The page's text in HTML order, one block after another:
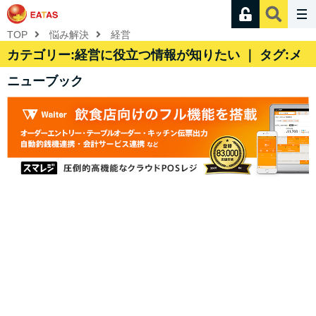
TOP 悩み解決 経営
カテゴリー:経営に役立つ情報が知りたい ｜ タグ:メ
ニューブック